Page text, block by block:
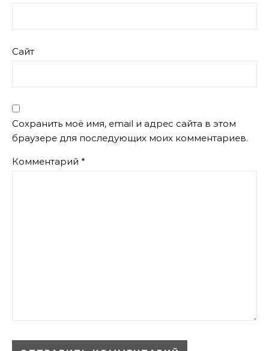
Сайт
Сохранить моё имя, email и адрес сайта в этом
браузере для последующих моих комментариев.
Комментарий *